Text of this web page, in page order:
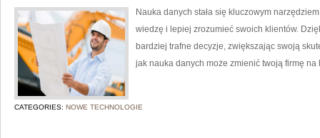
Nauka danych stała się kluczowym
wiedzę i lepiej zrozumieć swoich klientów.
bardziej trafne decyzje, zwiększając swoją
jak nauka danych może zmienić twoją firmę na
CATEGORIES: NOWE TECHNOLOGIE